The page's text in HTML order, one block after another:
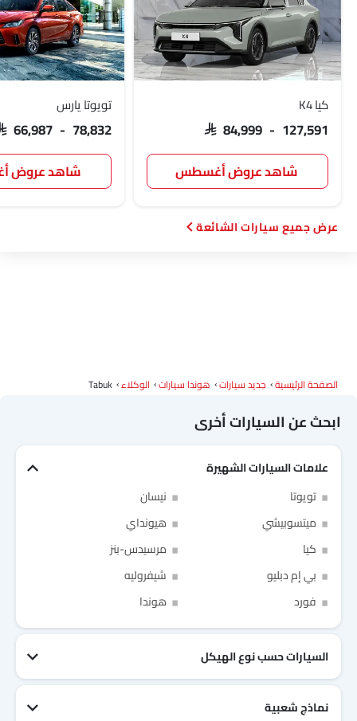
كيا K4
SAR 84,999 - 127,591
شاهد عروض أغسطس
تويوتا يارس
66,987 - 78,832
شاهد عروض
سيارات الشائعة
الصفحة الرئيسية جديد سيارات هوندا سيارات الوكلاء Tabuk
ابحث عن السيارات أخرى
علامات السيارات الشهيرة
تويوتا
نيسان
ميتسوبيشي
هيونداي
كيا
مرسيدس-بنز
بي إم دبليو
شيفروليه
فورد
هوندا
السيارات حسب نوع الهيكل
نماذج شعبية
I have read and agree to theشروط الاستخدامand سياسة الخصوصيةof Cardekho
Link Your Google Account
Link Your Facebook Account